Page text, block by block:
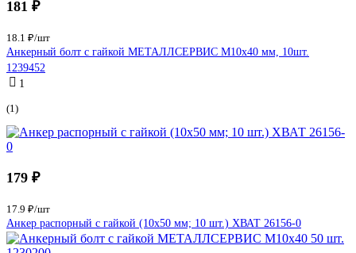
181 ₽
18.1 ₽/шт
Анкерный болт с гайкой МЕТАЛЛСЕРВИС М10x40 мм, 10шт.
1239452
1
(1)
179 ₽
17.9 ₽/шт
Анкер распорный с гайкой (10х50 мм; 10 шт.) ХВАТ 26156-0